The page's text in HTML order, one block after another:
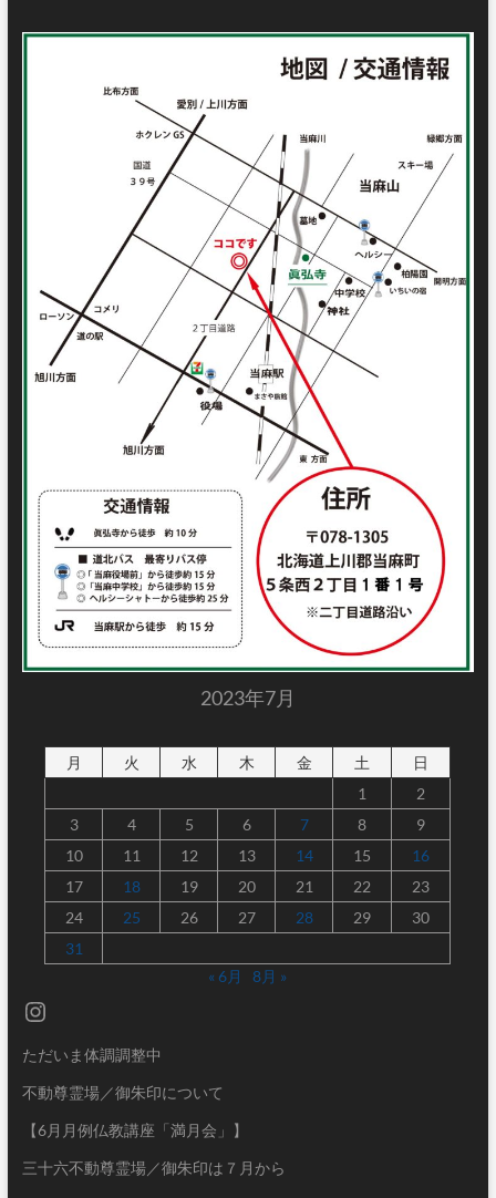
2023年7月
月 火 水 木 金 土
日
1
2
3
4 5 6 7 8
9
10
11 12 13 14 15
16
17
18 19 20 21 22
23
24
25 26 27 28 29
30
31
« 6月
8月 »
Instagram
ただいま体調調整中
不動尊霊場／御朱印について
【6月月例仏教講座「満月会」】
三十六不動尊霊場／御朱印は７月から